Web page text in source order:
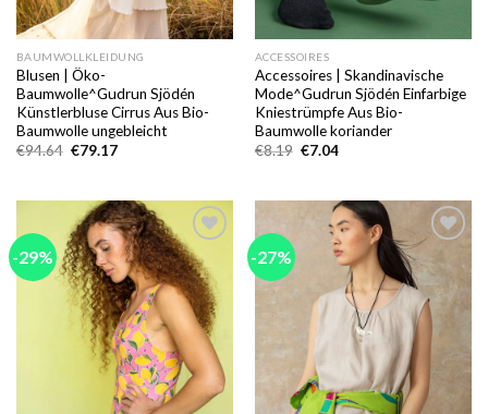
BAUMWOLLKLEIDUNG
Blusen | Öko-
Baumwolle^Gudrun Sjödén
Künstlerbluse Cirrus Aus Bio-
Baumwolle ungebleicht
€94.64 Ursprünglicher
€79.17Aktueller
ACCESSOIRES
Accessoires | Skandinavische
Mode^Gudrun Sjödén Einfarbige
Kniestrümpfe Aus Bio-
Baumwolle koriander
€8.19 Ursprünglicher
€7.04Aktueller
-29%
Add to
wishlist
-27%
wishlist